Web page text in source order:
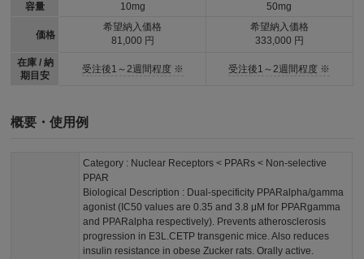
容量
価格
在庫 / 納
期目安
10mg
希望納入価格
81,000 円
受注後1～2週間程度 ※
50mg
希望納入価格
333,000 円
受注後1～2週間程度 ※
概要・使用例
Category : Nuclear Receptors < PPARs < Non-selective
PPAR
Biological Description : Dual-specificity PPARalpha/gamma
agonist (IC50 values are 0.35 and 3.8 μM for PPARgamma
and PPARalpha respectively). Prevents atherosclerosis
progression in E3L.CETP transgenic mice. Also reduces
insulin resistance in obese Zucker rats. Orally active.